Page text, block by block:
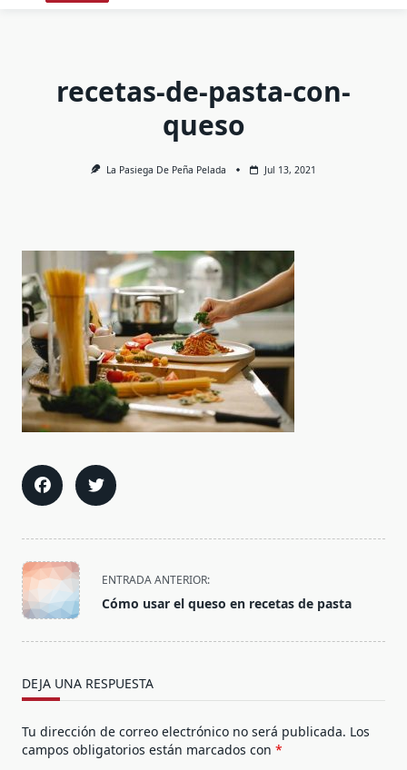
recetas-de-pasta-con-
queso
La Pasiega De Peña Pelada Jul 13, 2021
<span
class="nav-
subtitle
screen-
text">Página</span>
ENTRADA ANTERIOR:
Cómo usar el queso en recetas de pasta
DEJA UNA RESPUESTA
Tu dirección de correo electrónico no será publicada. Los
campos obligatorios están marcados con *